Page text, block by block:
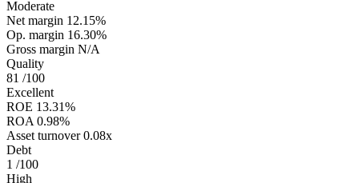
Moderate
Net margin 12.15%
Op. margin 16.30%
Gross margin N/A
Quality
81 /100
Excellent
ROE 13.31%
ROA 0.98%
Asset turnover 0.08x
Debt
1 /100
High